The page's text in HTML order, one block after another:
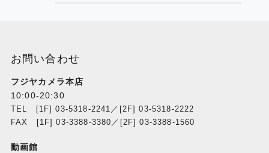
お問い合わせ
フジヤカメラ本店
10:00-20:30
TEL [1F] 03-5318-2241／[2F] 03-5318-2222
FAX [1F] 03-3388-3380／[2F] 03-3388-1560
動画館